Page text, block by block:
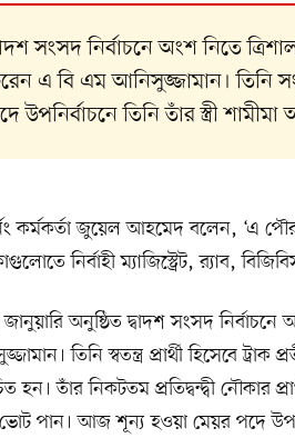
সংসদ নির্বাচনে অংশ নিতে
এ বি এম আনিসুজ্জামান। তিনি
উপনির্বাচনে তিনি তাঁর স্ত্রী শামীমা
কর্মকর্তা জুয়েল আহমেদ বলেন, ‘এ
নির্বাহী ম্যাজিস্ট্রেট, র‍্যাব,
অনুষ্ঠিত দ্বাদশ সংসদ
তিনি স্বতন্ত্র প্রার্থী হিসেবে
হন। তাঁর নিকটতম প্রতিদ্বন্দ্বী
পান। আজ শূন্য হওয়া মেয়র পদে